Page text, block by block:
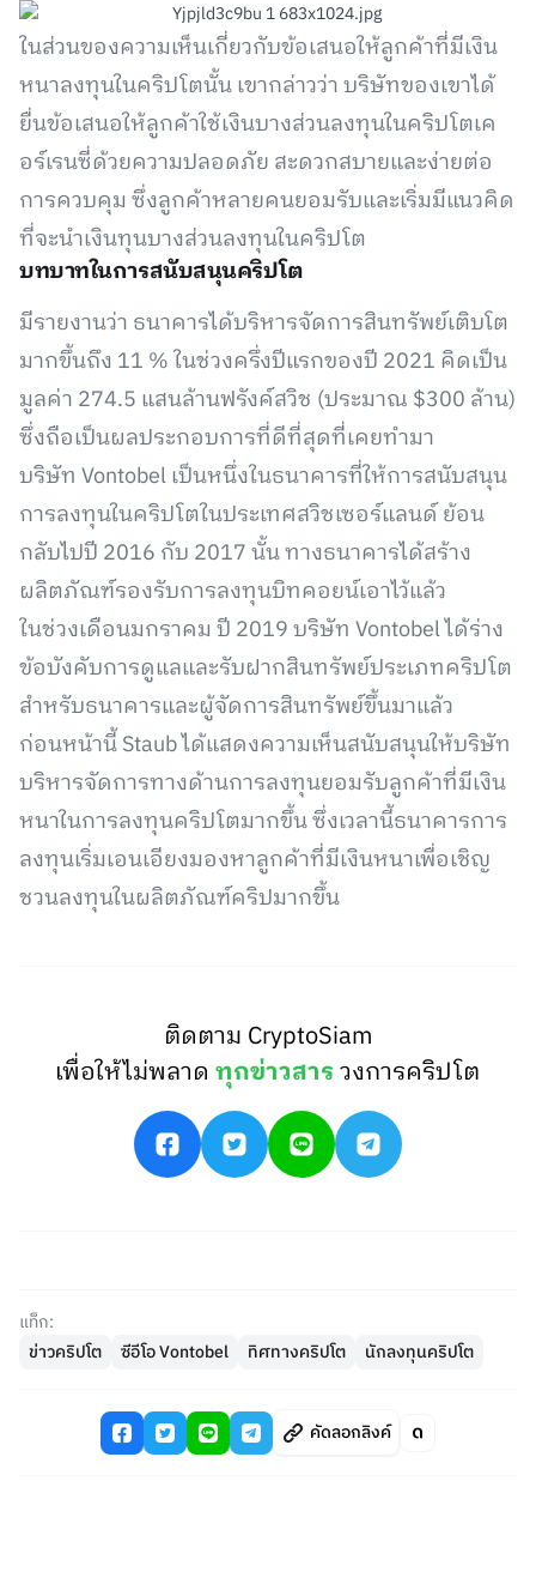
ในส่วนของความเห็นเกี่ยวกับข้อเสนอให้ลูกค้าที่มีเงิน
หนาลงทุนในคริปโตนั้น เขากล่าวว่า บริษัทของเขาได้
ยื่นข้อเสนอให้ลูกค้าใช้เงินบางส่วนลงทุนในคริปโตเค
อร์เรนซี่ด้วยความปลอดภัย สะดวกสบายและง่ายต่อ
การควบคุม ซึ่งลูกค้าหลายคนยอมรับและเริ่มมีแนวคิด
ที่จะนำเงินทุนบางส่วนลงทุนในคริปโต
บทบาทในการสนับสนุนคริปโต
มีรายงานว่า ธนาคารได้บริหารจัดการสินทรัพย์เติบโต
มากขึ้นถึง 11 % ในช่วงครึ่งปีแรกของปี 2021 คิดเป็น
มูลค่า 274.5 แสนล้านฟรังค์สวิช (ประมาณ $300 ล้าน)
ซึ่งถือเป็นผลประกอบการที่ดีที่สุดที่เคยทำมา
บริษัท Vontobel เป็นหนึ่งในธนาคารที่ให้การสนับสนุน
การลงทุนในคริปโตในประเทศสวิชเซอร์แลนด์ ย้อน
กลับไปปี 2016 กับ 2017 นั้น ทางธนาคารได้สร้าง
ผลิตภัณฑ์รองรับการลงทุนบิทคอยน์เอาไว้แล้ว
ในช่วงเดือนมกราคม ปี 2019 บริษัท Vontobel ได้ร่าง
ข้อบังคับการดูแลและรับฝากสินทรัพย์ประเภทคริปโต
สำหรับธนาคารและผู้จัดการสินทรัพย์ขึ้นมาแล้ว
ก่อนหน้านี้ Staub ได้แสดงความเห็นสนับสนุนให้บริษัท
บริหารจัดการทางด้านการลงทุนยอมรับลูกค้าที่มีเงิน
หนาในการลงทุนคริปโตมากขึ้น ซึ่งเวลานี้ธนาคารการ
ลงทุนเริ่มเอนเอียงมองหาลูกค้าที่มีเงินหนาเพื่อเชิญ
ชวนลงทุนในผลิตภัณฑ์คริปมากขึ้น
ติดตาม CryptoSiam
เพื่อให้ไม่พลาดทุกข่าวสารวงการคริปโต
แท็ก:
ข่าวคริปโต
ซีอีโอ Vontobel ทิศทางคริปโต นักลงทุนคริปโต
คัดลอกลิงค์